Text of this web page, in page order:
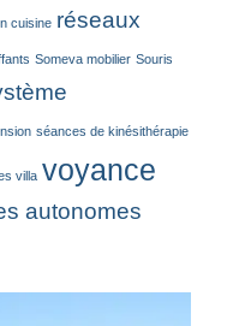
cuisine réseaux
Someva mobilier Souris
séances de kinésithérapie
villa voyance
autonomes